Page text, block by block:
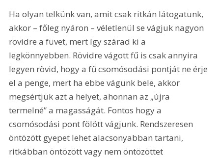
Ha olyan telkünk van, amit csak ritkán látogatunk,
akkor – főleg nyáron – véletlenül se vágjuk nagyon
rövidre a füvet, mert így szárad ki a
legkönnyebben. Rövidre vágott fű is csak annyira
legyen rövid, hogy a fű csomósodási pontját ne érje
el a penge, mert ha ebbe vágunk bele, akkor
megsértjük azt a helyet, ahonnan az „újra
termelné” a magasságát. Fontos hogy a
csomósodási pont fölött vágjunk. Rendszeresen
öntözött gyepet lehet alacsonyabban tartani,
ritkábban öntözött vagy nem öntözöttet